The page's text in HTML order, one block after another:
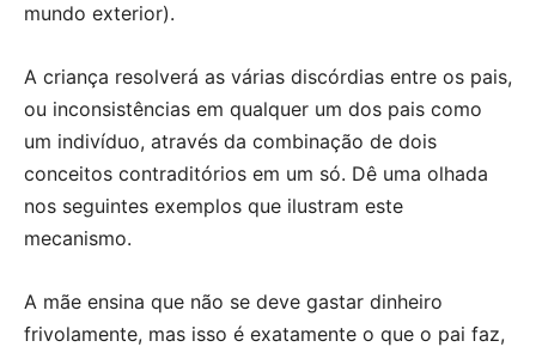
mundo exterior).
A criança resolverá as várias discórdias entre os pais,
ou inconsistências em qualquer um dos pais como
um indivíduo, através da combinação de dois
conceitos contraditórios em um só. Dê uma olhada
nos seguintes exemplos que ilustram este
mecanismo.
A mãe ensina que não se deve gastar dinheiro
frivolamente, mas isso é exatamente o que o pai faz,